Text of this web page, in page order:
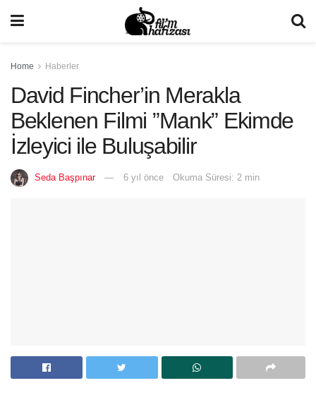
Home Haberler
David Fincher’in Merakla
Beklenen Filmi ”Mank” Ekimde
İzleyici ile Buluşabilir
Seda Başpınar 6 yıl önce Okuma Süresi: 2 min